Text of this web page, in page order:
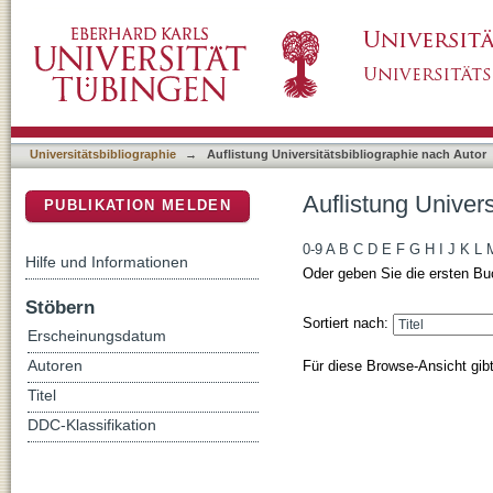
Universitätsbibliographie → Auflistung Universitätsbibliographie nach Autor
Auflistung
0-9 A B C D E F G H J K L
Oder geben Sie die ersten
Sortiert nach:
Für diese Browse-Ansicht
PUBLIKATION MELDEN
Hilfe und Informationen
Stöbern
Erscheinungsdatum
Autoren
Titel
DDC-Klassifikation